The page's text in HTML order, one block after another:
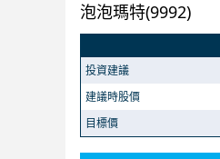
泡泡瑪特(9992)
投資建議
建議時股價
目標價